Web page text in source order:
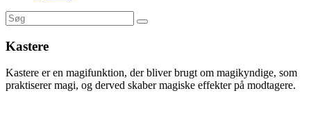
Kastere
Kastere er en magifunktion, der bliver brugt om magikyndige, som
praktiserer magi, og derved skaber magiske effekter på modtagere.